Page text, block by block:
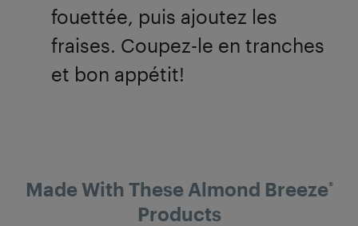
fouettée, puis ajoutez les
fraises. Coupez-le en tranches
et bon appétit!
Made With These Almond Breeze®
Products